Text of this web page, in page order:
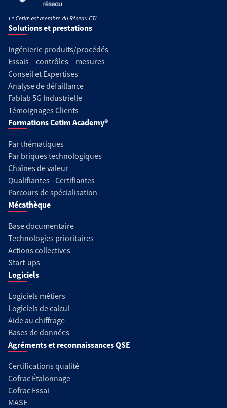
Solutions et prestations
Ingénierie produits/procédés
Essais – contrôles – mesures
Conseil et Expertises
Analyse de défaillance
Fablab 5G Industrielle
Témoignages Clients
Formations Cetim Academy®
Par thématiques
Par briques technologiques
Chaînes de valeur
Qualifiantes - Certifiantes
Parcours de spécialisation
Mécathèque
Base documentaire
Technologies prioritaires
Actions collectives
Start-ups
Logiciels
Logiciels métiers
Logiciels de calcul
Aide au chiffrage
Bases de données
Agréments et reconnaissances QSE
Certifications qualité
Cofrac Étalonnage
Cofrac Essai
MASE